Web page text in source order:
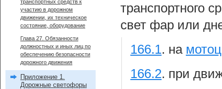
транспортного
свет фар или
166.1. на
166.2. при
транспортных средств к
участию в дорожном
движении, их техническое
состояние, оборудование
Глава 27. Обязанности
должностных и иных лиц по
обеспечению безопасности
дорожного движения
Приложение 1.
Дорожные светофоры